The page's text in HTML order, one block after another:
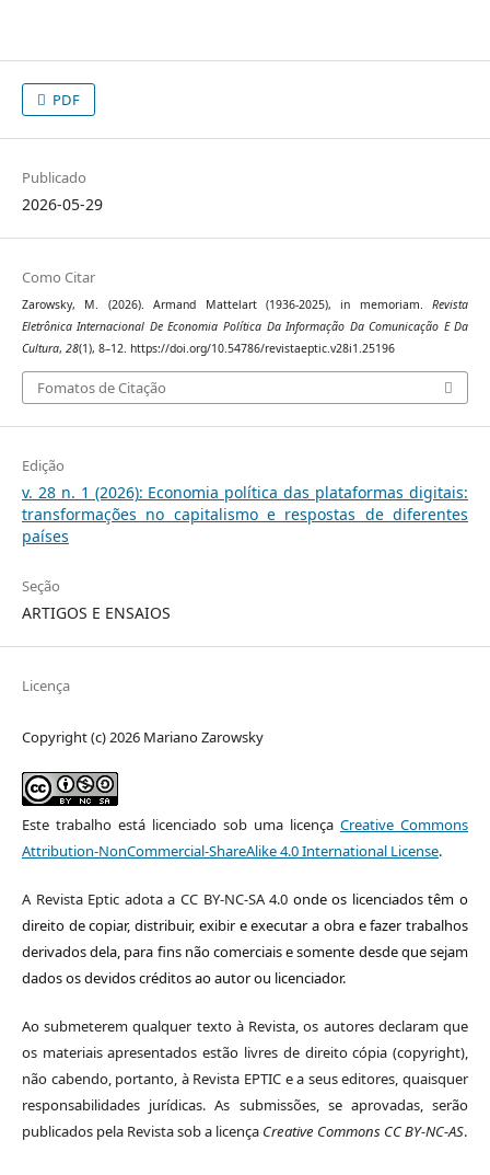
PDF
Publicado
2026-05-29
Como Citar
Zarowsky, M. (2026). Armand Mattelart (1936-2025), in memoriam.Revista
Eletrônica Internacional De Economia Política Da Informação Da Comunicação E Da
Cultura, 28(1), 8–12. https://doi.org/10.54786/revistaeptic.v28i1.25196
Fomatos de Citação
Edição
v. 28 n. 1 (2026): Economia política das plataformas digitais:
transformações no capitalismo e respostas de diferentes
países
Seção
ARTIGOS E ENSAIOS
Licença
Copyright (c) 2026 Mariano Zarowsky
Este trabalho está licenciado sob uma licençaCreative Commons
Attribution-NonCommercial-ShareAlike 4.0 International License.
A Revista Eptic adota a CC BY-NC-SA 4.0 onde os licenciados têm o
direito de copiar, distribuir, exibir e executar a obra e fazer trabalhos
derivados dela, para fins não comerciais e somente desde que sejam
dados os devidos créditos ao autor ou licenciador.
Ao submeterem qualquer texto à Revista, os autores declaram que
os materiais apresentados estão livres de direito cópia (copyright),
não cabendo, portanto, à Revista EPTIC e a seus editores, quaisquer
responsabilidades jurídicas. As submissões, se aprovadas, serão
publicados pela Revista sob a licença Creative Commons CC BY-NC-AS.